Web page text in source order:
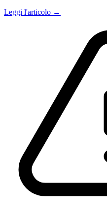
Leggi l'articolo →